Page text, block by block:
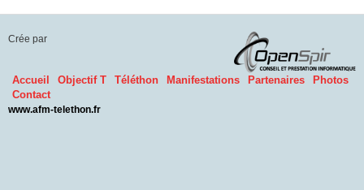
Crée par
Accueil Objectif T Téléthon Manifestations Partenaires
Photos
Contact
www.afm-telethon.fr